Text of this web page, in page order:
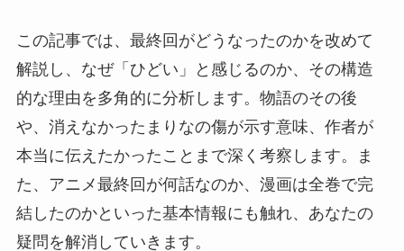
この記事では、最終回がどうなったのかを改めて
解説し、なぜ「ひどい」と感じるのか、その構造
的な理由を多角的に分析します。物語のその後
や、消えなかったまりなの傷が示す意味、作者が
本当に伝えたかったことまで深く考察します。ま
た、アニメ最終回が何話なのか、漫画は全巻で完
結したのかといった基本情報にも触れ、あなたの
疑問を解消していきます。